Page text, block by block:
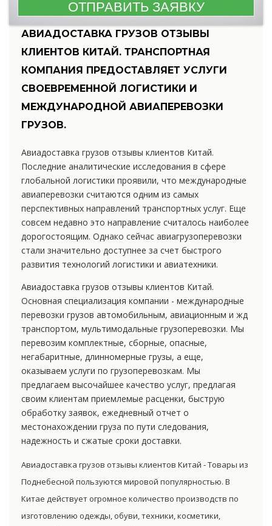
АВИАДОСТАВКА ГРУЗОВ ОТЗЫВЫ
КЛИЕНТОВ КИТАЙ. ТРАНСПОРТНАЯ
КОМПАНИЯ ПРЕДОСТАВЛЯЕТ УСЛУГИ
СВОЕВРЕМЕННОЙ ЛОГИСТИКИ И
МЕЖДУНАРОДНОЙ АВИАПЕРЕВОЗКИ
ГРУЗОВ.
Авиадоставка грузов отзывы клиентов Китай.
Последние аналитические исследования в сфере
глобальной логистики проявили, что международные
авиаперевозки считаются одним из самых
перспективных направлений транспортных услуг. Еще
совсем недавно это направление считалось наиболее
дорогостоящим. Однако сейчас авиагрузоперевозки
стали значительно доступнее за счет быстрого
развития технологий логистики и авиатехники.
Авиадоставка грузов отзывы клиентов Китай.
Основная специализация компании - международные
перевозки грузов автомобильным, авиационным и жд
транспортом, мультимодальные грузоперевозки. Мы
перевозим комплектные, сборные, опасные,
негабаритные, длинномерные грузы, а еще,
оказываем услуги по грузоперевозкам. Мы
предлагаем высочайшее качество услуг, предлагая
своим клиентам приемлемые расценки, быструю
обработку заявок, ежедневный отчет о
местонахождении груза по пути следования,
надежность и сжатые сроки доставки.
Авиадоставка грузов отзывы клиентов Китай - Товары из
Поднебесной пользуются мировой популярностью. В
Китае действует огромное количество производств по
изготовлению одежды, обуви, техники, косметики,